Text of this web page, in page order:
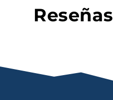
Reseñas